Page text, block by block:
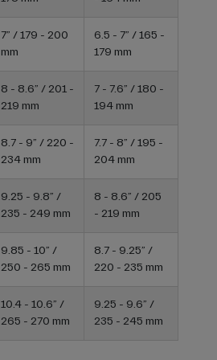
7” / 179 - 200
mm
6.5 - 7” / 165 -
179 mm
8 - 8.6” / 201 -
219 mm
7 - 7.6” / 180 -
194 mm
8.7 - 9” / 220 -
234 mm
7.7 - 8” / 195 -
204 mm
9.25 - 9.8” /
235 - 249 mm
8 - 8.6” / 205
- 219 mm
9.85 - 10” /
250 - 265 mm
8.7 - 9.25” /
220 - 235 mm
10.4 - 10.6” /
265 - 270 mm
9.25 - 9.6” /
235 - 245 mm